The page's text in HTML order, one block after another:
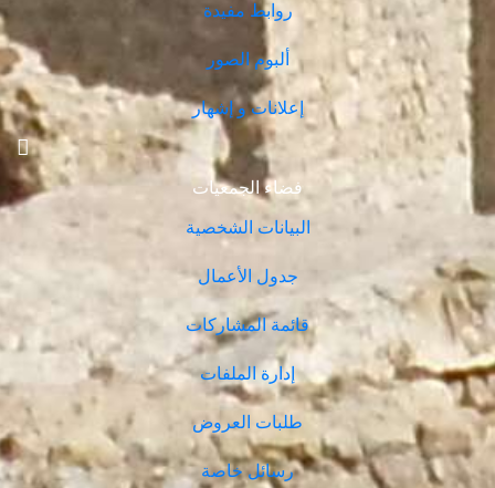
روابط مفيدة
ألبوم الصور
إعلانات و إشهار
فضاء الجمعيات
البيانات الشخصية
جدول الأعمال
قائمة المشاركات
إدارة الملفات
طلبات العروض
رسائل خاصة